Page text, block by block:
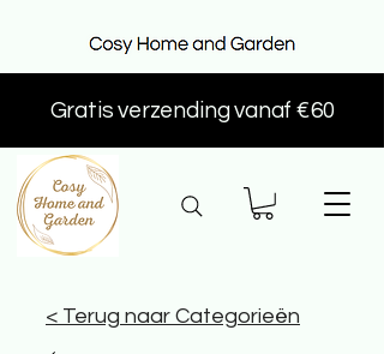
Gratis verzending vanaf €60
< Terug naar Categorieën